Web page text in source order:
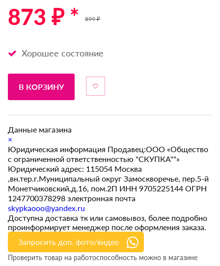
873 ₽ * 899 ₽
Хорошее состояние
В КОРЗИНУ
Данные магазина
×
Юридическая информация Продавец:ООО «Общество
с ограниченной ответственностью "СКУПКА""»
Юридический адрес: 115054 Москва
,вн.тер.г.Муниципальный округ Замоскворечье, пер.5-й
Монетчиковский,д.16, пом.2П ИНН 9705225144 ОГРН
1247700378298 электронная почта
skypkaooo@yandex.ru
Доступна доставка тк или самовывоз, более подробно
проинформирует менеджер после оформления заказа.
Запросить доп. фото/видео
Проверить товар на работоспособность можно в магазине